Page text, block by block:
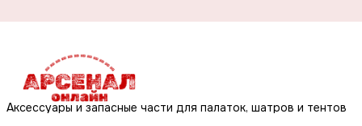
Аксессуары и запасные части для палаток, шатров и тентов